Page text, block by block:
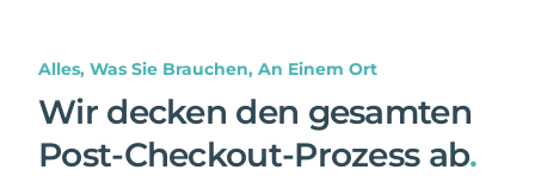
Alles, Was Sie Brauchen, An Einem Ort
Wir decken den gesamten
Post-Checkout-Prozess ab.